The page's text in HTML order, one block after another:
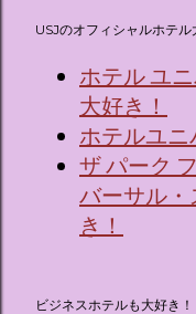
USJのオフィシャルホテル
ホテル ユ
大好き！
ホテルユニ
ザ パーク
バーサル
き！
ビジネスホテルも大好き！